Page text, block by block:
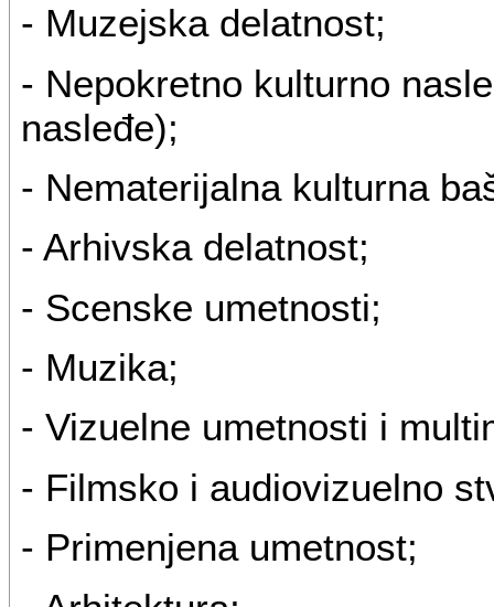
- Muzejska delatnost;
- Nepokretno kulturno
nasleđe);
- Nematerijalna kulturna
- Arhivska delatnost;
- Scenske umetnosti;
- Muzika;
- Vizuelne umetnosti i
- Filmsko i audiovizuelno
- Primenjena umetnost;